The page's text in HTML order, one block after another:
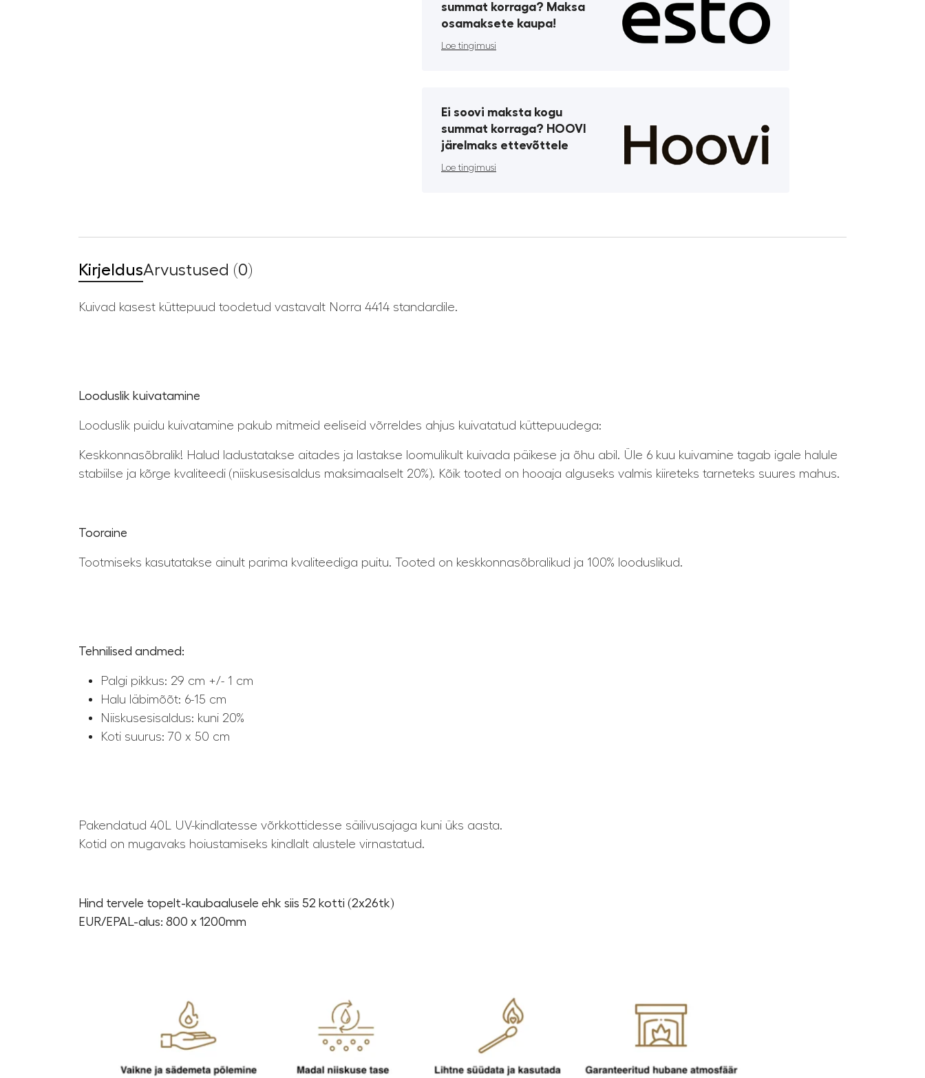
summat korraga? Maksa
osamaksete kaupa!
Loe tingimusi
Ei soovi maksta kogu
summat korraga? HOOVI
järelmaks ettevõttele
Loe tingimusi
KirjeldusArvustused (0)
Kuivad kasest küttepuud toodetud vastavalt Norra 4414 standardile.
Looduslik kuivatamine
Looduslik puidu kuivatamine pakub mitmeid eeliseid võrreldes ahjus kuivatatud küttepuudega:
Keskkonnasõbralik! Halud ladustatakse aitades ja lastakse loomulikult kuivada päikese ja õhu abil. Üle 6 kuu kuivamine tagab igale halule
stabiilse ja kõrge kvaliteedi (niiskusesisaldus maksimaalselt 20%). Kõik tooted on hooaja alguseks valmis kiireteks tarneteks suures mahus.
Tooraine
Tootmiseks kasutatakse ainult parima kvaliteediga puitu. Tooted on keskkonnasõbralikud ja 100% looduslikud.
Tehnilised andmed:
Palgi pikkus: 29 cm +/- 1 cm
Halu läbimõõt: 6-15 cm
Niiskusesisaldus: kuni 20%
Koti suurus: 70 x 50 cm
Pakendatud 40L UV-kindlatesse võrkkottidesse säilivusajaga kuni üks aasta.
Kotid on mugavaks hoiustamiseks kindlalt alustele virnastatud.
Hind tervele topelt-kaubaalusele ehk siis 52 kotti (2x26tk)
EUR/EPAL-alus: 800 x 1200mm